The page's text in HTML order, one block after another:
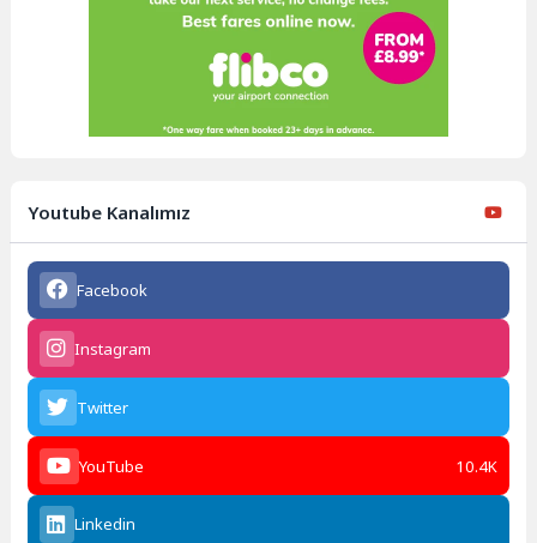
Youtube Kanalımız
Facebook
Instagram
Twitter
YouTube 10.4K
Linkedin